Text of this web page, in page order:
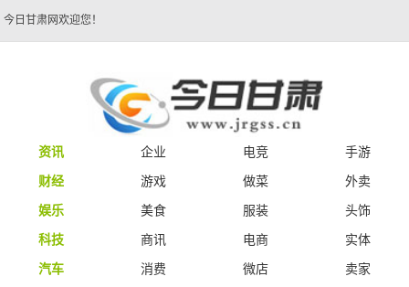
今日甘肃网欢迎您！
资讯 企业 电竞
手游
财经
游戏 做菜
外卖
娱乐
美食 服装
头饰
科技
商讯 电商
实体
汽车
消费 微店
卖家